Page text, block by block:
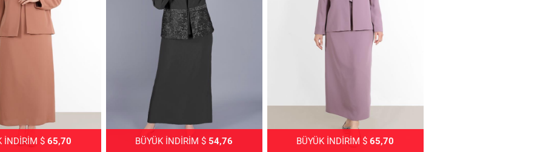
İNDİRİM $65,70 BÜYÜK İNDİRİM $54,76 BÜYÜK İNDİRİM $65,70